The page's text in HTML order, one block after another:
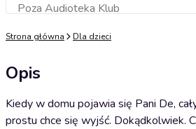
Poza Audioteka KlubDodaj do koszyka
Strona główna Dla dzieci
Opis
Kiedy w domu pojawia się Pani De,
prostu chce się wyjść. Dokądkolwiek.